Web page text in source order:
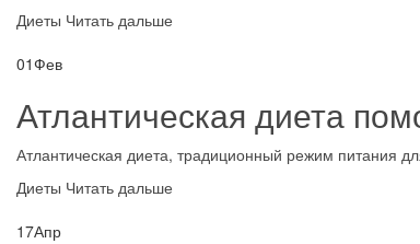
Диеты Читать дальше
01Фев
Атлантическая диета
Атлантическая диета, традиционный режим питания
Диеты Читать дальше
17Апр